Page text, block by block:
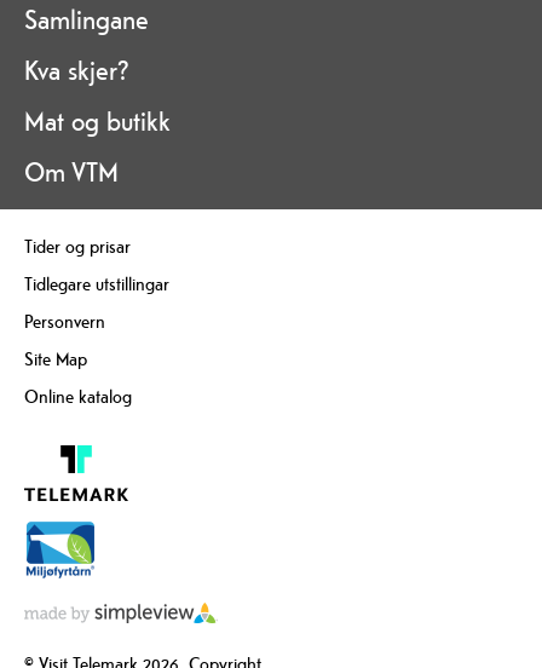
Samlingane
Kva skjer?
Mat og butikk
Om VTM
Tider og prisar
Tidlegare utstillingar
Personvern
Site Map
Online katalog